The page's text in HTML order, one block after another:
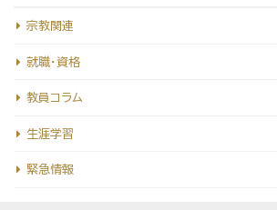
宗教関連
就職・資格
教員コラム
生涯学習
緊急情報